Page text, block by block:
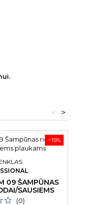
>
<
−15%
09 ŠAMPŪNAS
SAUSIEMS
1L(0)